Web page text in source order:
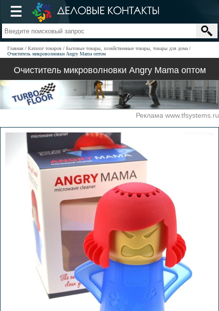
Главная Каталог товаров
Бытовые товары, хозяйственные товары, товары для дома
Очиститель микроволновки Angry Mama оптом
Очиститель микроволновки Angry Mama оптом
Реклама www.tfsystems.ru